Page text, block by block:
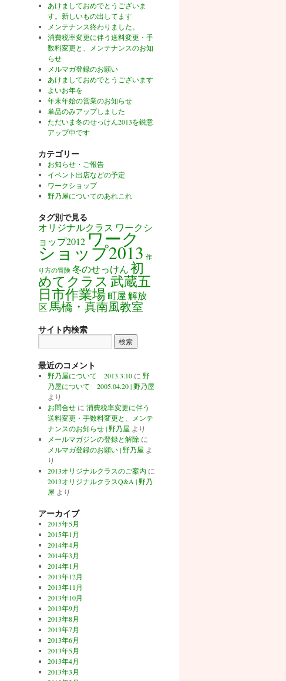
あけましておめでとうございま
す。新しいもの出してます
メンテナンス終わりました。
消費税率変更に伴う送料変更・手
数料変更と、メンテナンスのお知
らせ
メルマガ登録のお願い
あけましておめでとうございます
よいお年を
年末年始の営業のお知らせ
単品のみアップしました
ただいま冬のせっけん2013を鋭意
アップ中です
カテゴリー
お知らせ・ご報告
イベント出店などの予定
ワークショップ
野乃屋についてのあれこれ
タグ別で見る
オリジナルクラス ワークシ
ョップ2012ワーク
ショップ2013 作
り方の冒険 冬のせっけん初
めてクラス 武蔵五
日市作業場町屋解放
区馬橋・真南風教室
サイト内検索
最近のコメント
野乃屋について 2013.3.10に 野
乃屋について 2005.04.20 | 野乃屋
より
お問合せに 消費税率変更に伴う
送料変更・手数料変更と、メンテ
ナンスのお知らせ | 野乃屋 より
メールマガジンの登録と解除に
メルマガ登録のお願い | 野乃屋 よ
り
2013オリジナルクラスのご案内 に
2013オリジナルクラスQ&A | 野乃
屋 より
アーカイブ
2015年5月
2015年1月
2014年4月
2014年3月
2014年1月
2013年12月
2013年11月
2013年10月
2013年9月
2013年8月
2013年7月
2013年6月
2013年5月
2013年4月
2013年3月